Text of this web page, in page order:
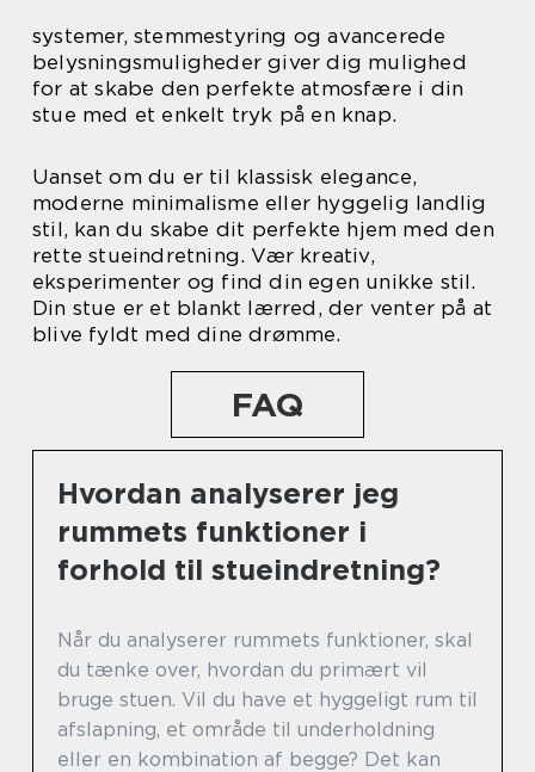
systemer, stemmestyring og avancerede
belysningsmuligheder giver dig mulighed
for at skabe den perfekte atmosfære i din
stue med et enkelt tryk på en knap.
Uanset om du er til klassisk elegance,
moderne minimalisme eller hyggelig landlig
stil, kan du skabe dit perfekte hjem med den
rette stueindretning. Vær kreativ,
eksperimenter og find din egen unikke stil.
Din stue er et blankt lærred, der venter på at
blive fyldt med dine drømme.
FAQ
Hvordan analyserer jeg
rummets funktioner i
forhold til stueindretning?
Når du analyserer rummets funktioner, skal
du tænke over, hvordan du primært vil
bruge stuen. Vil du have et hyggeligt rum til
afslapning, et område til underholdning
eller en kombination af begge? Det kan